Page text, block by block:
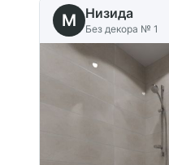
M Низида
Без декора № 1